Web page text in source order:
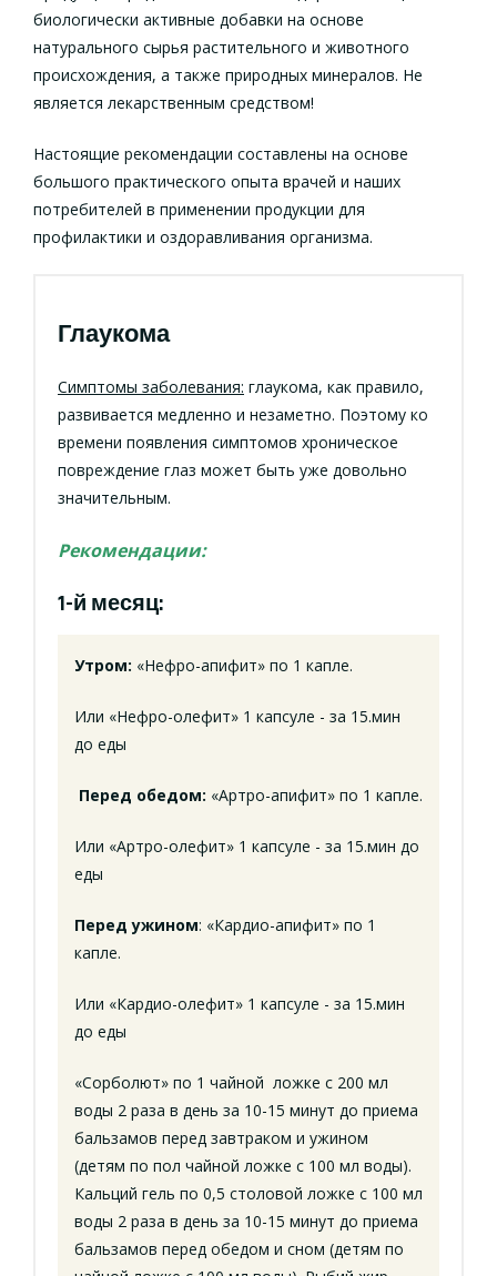
биологически активные добавки на основе
натурального сырья растительного и животного
происхождения, а также природных минералов. Не
является лекарственным средством!
Настоящие рекомендации составлены на основе
большого практического опыта врачей и наших
потребителей в применении продукции для
профилактики и оздоравливания организма.
Глаукома
Симптомы заболевания: глаукома, как правило,
развивается медленно и незаметно. Поэтому ко
времени появления симптомов хроническое
повреждение глаз может быть уже довольно
значительным.
Рекомендации:
1-й месяц:
Утром: «Нефро-апифит» по 1 капле.
Или «Нефро-олефит» 1 капсуле - за 15.мин
до еды
Перед обедом: «Артро-апифит» по 1 капле.
Или «Артро-олефит» 1 капсуле - за 15.мин до
еды
Перед ужином: «Кардио-апифит» по 1
капле.
Или «Кардио-олефит» 1 капсуле - за 15.мин
до еды
«Сорболют» по 1 чайной ложке с 200 мл
воды 2 раза в день за 10-15 минут до приема
бальзамов перед завтраком и ужином
(детям по пол чайной ложке с 100 мл воды).
Кальций гель по 0,5 столовой ложке с 100 мл
воды 2 раза в день за 10-15 минут до приема
бальзамов перед обедом и сном (детям по